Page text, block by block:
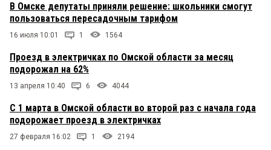
В Омске депутаты приняли решение: школьники смогут
пользоваться пересадочным тарифом
16 июля 10:01 1 1564
Проезд в электричках по Омской области за месяц
подорожал на 62%
13 апреля 10:40 6 4044
С 1 марта в Омской области во второй раз с начала года
подорожает проезд в электричках
27 февраля 16:02 1 2194